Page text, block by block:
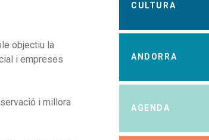
objectiu la
i empreses
i millora
CULTURA
ANDORRA
AGENDA